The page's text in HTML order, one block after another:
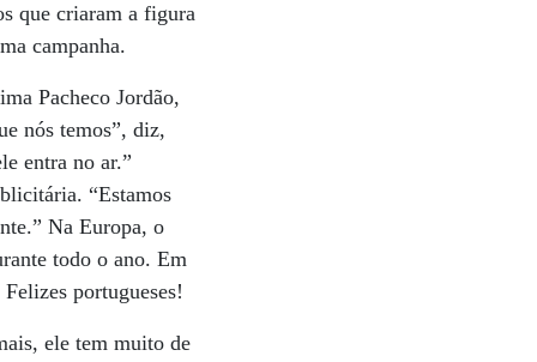
que criaram a figura
campanha.
Pacheco Jordão,
nós temos”, diz,
entra no ar.”
“Estamos
Na Europa, o
todo o ano. Em
portugueses!
ele tem muito de